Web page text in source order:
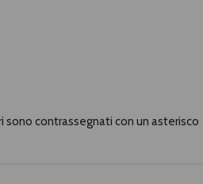
sono contrassegnati con un asterisco